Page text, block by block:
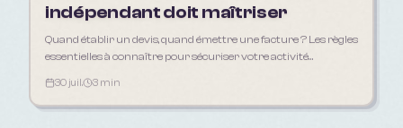
indépendant doit maîtriser
Quand établir un devis, quand émettre une facture ? Les règles
essentielles à connaître pour sécuriser votre activité
30 juil. 3 min